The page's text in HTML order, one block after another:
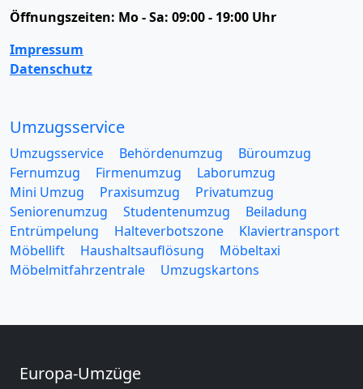
Öffnungszeiten: Mo - Sa: 09:00 - 19:00 Uhr
Impressum
Datenschutz
Umzugsservice
Umzugsservice Behördenumzug
Büroumzug
Fernumzug
Firmenumzug
Laborumzug
Mini Umzug
Praxisumzug
Privatumzug
Seniorenumzug
Studentenumzug
Beiladung
Entrümpelung
Halteverbotszone
Klaviertransport
Möbellift
Haushaltsauflösung
Möbeltaxi
Möbelmitfahrzentrale
Umzugskartons
Europa-Umzüge